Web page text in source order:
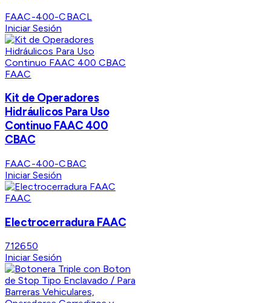
FAAC-400-CBACL
Iniciar Sesión
FAAC
Kit de Operadores
Hidráulicos Para Uso
Continuo FAAC 400
CBAC
FAAC-400-CBAC
Iniciar Sesión
FAAC
Electrocerradura FAAC
712650
Iniciar Sesión